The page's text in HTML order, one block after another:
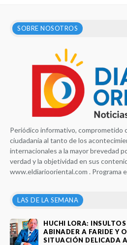
SOBRE NOSOTROS
Periódico informativo, comprometido
ciudadanía al tanto de los
internacionales a la mayor brevedad
verdad y la objetividad en sus
www.eldiariooriental.com . Programa
LAS DE LA SEMANA
HUCHI LORA:
ABINADER A FARIDE Y
SITUACIÓN DELICADA